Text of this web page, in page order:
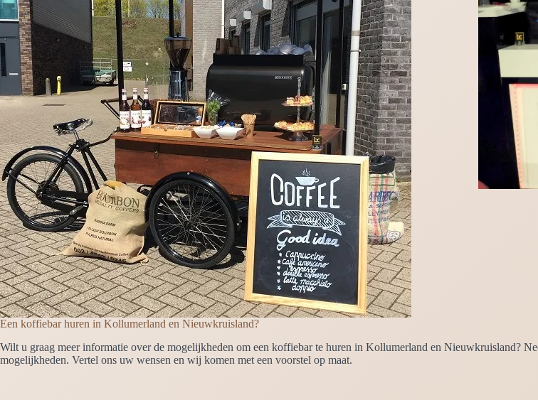
Een koffiebar huren in Kollumerland en Nieuwkruisland?
Wilt u graag meer informatie over de mogelijkheden om een koffiebar te huren in Kollumerland en Nieuwkruisland?
mogelijkheden. Vertel ons uw wensen en wij komen met een voorstel op maat.